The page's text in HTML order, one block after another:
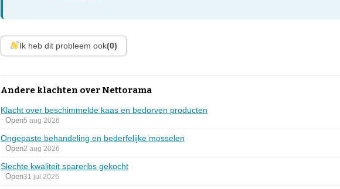
Ik heb dit probleem ook(0)
Andere klachten over Nettorama
Klacht over beschimmelde kaas en bedorven producten
Open5 aug 2026
Ongepaste behandeling en bederfelijke mosselen
Open2 aug 2026
Slechte kwaliteit spareribs gekocht
Open31 jul 2026